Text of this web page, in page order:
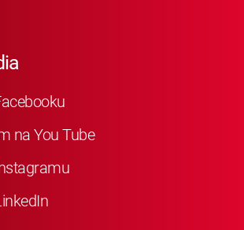
na You Tube